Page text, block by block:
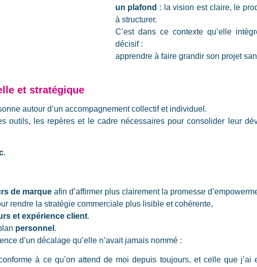
un plafond : la vision est claire, le
à structurer.
C’est dans ce contexte qu’elle
décisif :
apprendre à faire grandir son projet
et stratégique
autour d’un accompagnement collectif et individuel.
outils, les repères et le cadre nécessaires pour consolider leur
.
de marque afin d’affirmer plus clairement la promesse
rendre la stratégie commerciale plus lisible et cohérente,
et expérience client.
personnel .
d’un décalage qu’elle n’avait jamais nommé :
à ce qu’on attend de moi depuis toujours, et celle que